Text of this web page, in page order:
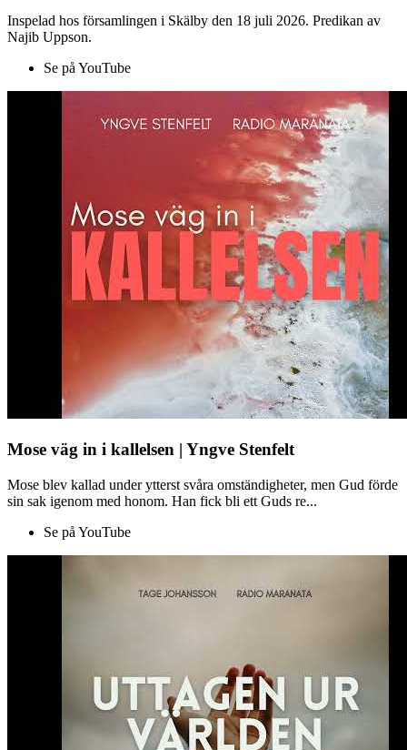
Inspelad hos församlingen i Skälby den 18 juli 2026. Predikan av
Najib Uppson.
Se på YouTube
Mose väg in i kallelsen | Yngve Stenfelt
Mose blev kallad under ytterst svåra omständigheter, men Gud förde
sin sak igenom med honom. Han fick bli ett Guds re...
Se på YouTube